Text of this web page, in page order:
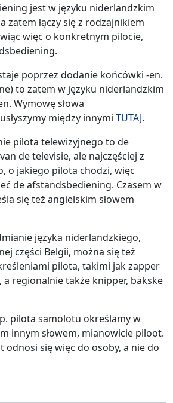
jest w języku niderlandzkim
zatem łączy się z rodzajnikiem
więc o konkretnym pilocie,
poprzez dodanie końcówki -en.
to zatem w języku niderlandzkim
Wymowę słowa
między innymi TUTAJ.
pilota telewizyjnego to de
de televisie, ale najczęściej z
o jakiego pilota chodzi, więc
de afstandsbediening. Czasem w
się też angielskim słowem
języka niderlandzkiego,
części Belgii, można się też
pilota, takimi jak zapper
regionalnie także knipper, bakske
pilota samolotu określamy w
innym słowem, mianowicie piloot.
odnosi się więc do osoby, a nie do